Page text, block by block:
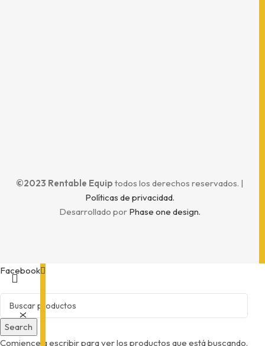
©2023 Rentable Equip todos los derechos reservados. |
Políticas de privacidad.
Desarrollado por Phase one design.
Search
Comience a escribir para ver los productos que está buscando.
Facebook
X